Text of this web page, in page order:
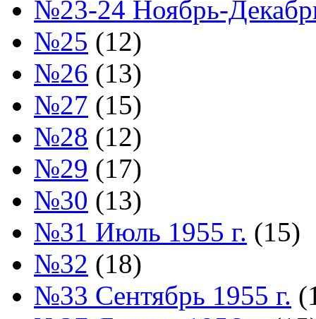
№23-24 Ноябрь-
№25 (12)
№26 (13)
№27 (15)
№28 (12)
№29 (17)
№30 (13)
№31 Июль 1955 г. (15)
№32 (18)
№33 Сентябрь 1955 г.